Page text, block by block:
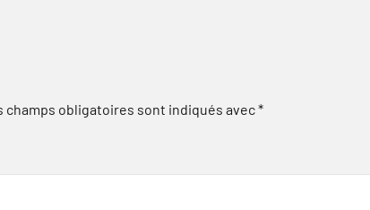
champs obligatoires sont indiqués avec*